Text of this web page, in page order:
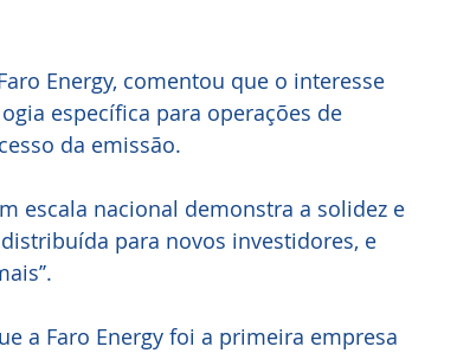
Energy, comentou que o interesse
específica para operações de
da emissão.
escala nacional demonstra a solidez e
para novos investidores, e
a Faro Energy foi a primeira empresa